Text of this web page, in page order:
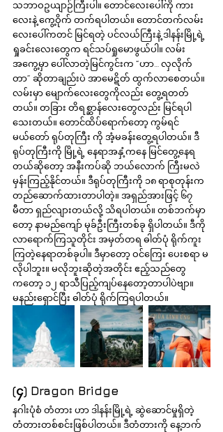
သဘာဝဥယျာဉ်ကြီးပါ။ တောင်လေးပေါ်ကို ကား
လေးနဲ့ ကွေ့ဝိုက် တက်ရပါတယ်။ တောင်တက်လမ်း
လေးပေါ်ကတင် မြင်ရတဲ့ ပင်လယ်ကြီးနဲ့ ဒါနန်းမြို့ရဲ့
ရှုခင်းလေးတွေက ရင်သပ်ရှုမောဖွယ်ပါ။ လမ်း
အကွေ့မှာ ပေါ်လာတဲ့မြင်ကွင်းက “ဟာ… လှလိုက်
တာ” ဆိုတာချည်းပဲ အာမေဋိတ် ထွက်လာစေတယ်။
လမ်းမှာ မျောက်လေးတွေကိုလည်း တွေ့ရတတ်
တယ်။ တခြား တိရစ္ဆာန်လေးတွေလည်း မြင်ရပါ
သေးတယ်။ တောင်ထိပ်ရောက်တော့ ကွမ်ရင်
မယ်တော် ရုပ်တုကြီး ကို အံ့မခန်းတွေ့ရပါတယ်။ ဒီ
ရုပ်တုကြီးကို မြို့ရဲ့ နေရာအနှံ့ကနေ မြင်တွေ့နေရ
တယ်ဆိုတော့ အနီးကပ်ဆို ဘယ်လောက် ကြီးမလဲ
မှန်းကြည့်နိုင်တယ်။ ဒီရုပ်တုကြီးကို ၁၈ ရာစုတုန်းက
တည်ဆောက်ထားတာပါတဲ့။ အရှည်အားဖြင့် ၆၇
မီတာ ရှည်လျားတယ်လို့ သိရပါတယ်။ တစ်ဘက်မှာ
တော့ နာမည်ကျော် မုခ်ဦးကြီးတစ်ခု ရှိပါတယ်။ ဒီကို
လာရောက်ကြသူတိုင်း အမှတ်တရ ဓါတ်ပုံ ရိုက်ကူး
ကြတဲ့နေရာတစ်ခုပါ။ ဒီမှာတော့ ဝင်ကြေး ပေးစရာ မ
လိုပါဘူး။ မလိုဘူးဆိုတဲ့အတိုင်း ဧည့်သည်တွေ
ကတော့ ၁၂ ရာသီပြည့်ကျပ်နေတော့တာပါပဲဗျာ။
မနည်းရှောင်ပြီး ဓါတ်ပုံ ရိုက်ကြရပါတယ်။
(၄) Dragon Bridge
နဂါးပုံစံ တံတား ဟာ ဒါနန်းမြို့ရဲ့ ဆွဲဆောင်မှုရှိတဲ့
တံတားတစ်စင်းဖြစ်ပါတယ်။ ဒီတံတားကို နေ့ဘက်